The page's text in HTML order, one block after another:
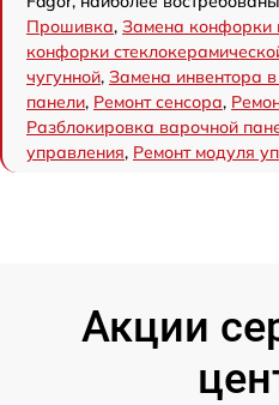
Прошивка, Замена конфорки
конфорки
чугунной, Замена инвентора
панели, Ремонт сенсора,
Разблокировка варочной
управления, Ремонт модуля
Акции